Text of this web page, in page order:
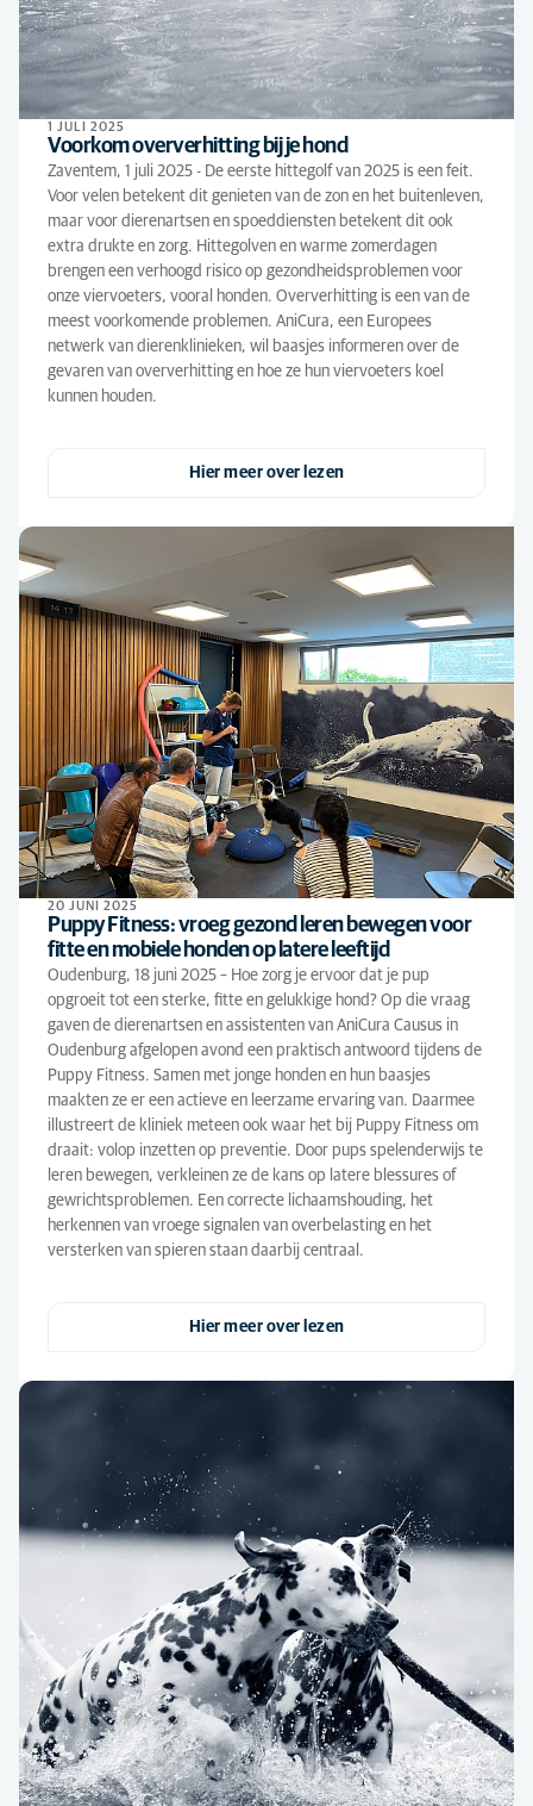
1 JULI 2025
Voorkom oververhitting bij je hond
Zaventem, 1 juli 2025 - De eerste hittegolf van 2025 is een feit.
Voor velen betekent dit genieten van de zon en het buitenleven,
maar voor dierenartsen en spoeddiensten betekent dit ook
extra drukte en zorg. Hittegolven en warme zomerdagen
brengen een verhoogd risico op gezondheidsproblemen voor
onze viervoeters, vooral honden. Oververhitting is een van de
meest voorkomende problemen. AniCura, een Europees
netwerk van dierenklinieken, wil baasjes informeren over de
gevaren van oververhitting en hoe ze hun viervoeters koel
kunnen houden.
Hier meer over lezen
20 JUNI 2025
Puppy Fitness: vroeg gezond leren bewegen voor
fitte en mobiele honden op latere leeftijd
Oudenburg, 18 juni 2025 – Hoe zorg je ervoor dat je pup
opgroeit tot een sterke, fitte en gelukkige hond? Op die vraag
gaven de dierenartsen en assistenten van AniCura Causus in
Oudenburg afgelopen avond een praktisch antwoord tijdens de
Puppy Fitness. Samen met jonge honden en hun baasjes
maakten ze er een actieve en leerzame ervaring van. Daarmee
illustreert de kliniek meteen ook waar het bij Puppy Fitness om
draait: volop inzetten op preventie. Door pups spelenderwijs te
leren bewegen, verkleinen ze de kans op latere blessures of
gewrichtsproblemen. Een correcte lichaamshouding, het
herkennen van vroege signalen van overbelasting en het
versterken van spieren staan daarbij centraal.
Hier meer over lezen